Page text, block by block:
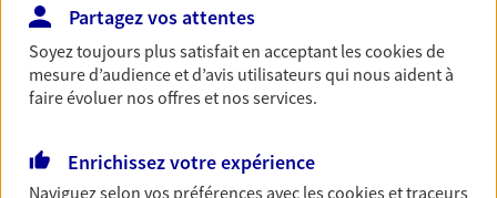
simplement, selon votre profil.
Découvrir les offres Épargne
Préparez sereinement ce nouveau chapitre de
votre vie avec les conseils d'un expert. Découvrez
Partagez vos attentes
Soyez toujours plus satisfait en acceptant lescookiesde
mesure d’audience et d’avis utilisateurs qui nous aident à
faire évoluer nos offres et nos services.
Enrichissez votre expérience
Naviguez selon vos préférences avec lescookies et traceurs